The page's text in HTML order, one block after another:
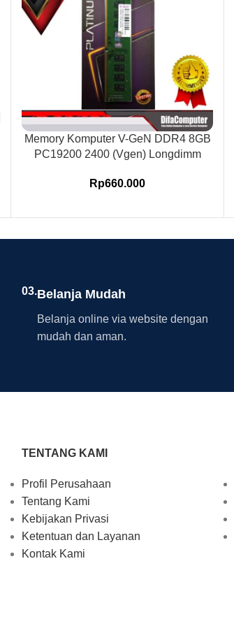
Memory Komputer V-GeN DDR4 8GB
PC19200 2400 (Vgen) Longdimm
Rp660.000
03.Belanja Mudah
Belanja online via website dengan
mudah dan aman.
TENTANG KAMI
Profil Perusahaan
Tentang Kami
Kebijakan Privasi
Ketentuan dan Layanan
Kontak Kami